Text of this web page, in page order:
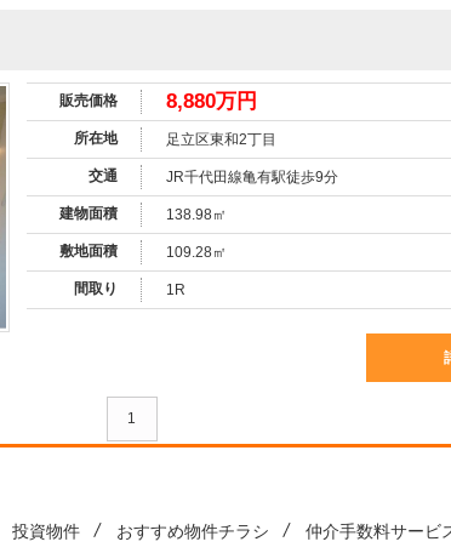
販売価格 8,880万円
所在地 足立区東和2丁目
交通 JR千代田線亀有駅徒歩9分
建物面積 138.98㎡
敷地面積 109.28㎡
間取り 1R
1
投資物件 おすすめ物件チラシ 仲介手数料サービ